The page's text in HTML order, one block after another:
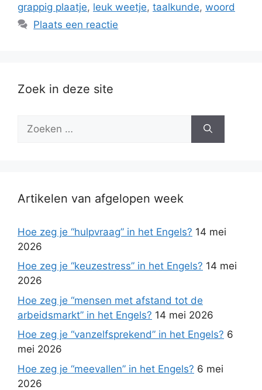
grappig plaatje, leuk weetje, taalkunde, woord
Plaats een reactie
Zoek in deze site
naar:
Artikelen van afgelopen week
Hoe zeg je “hulpvraag” in het Engels? 14 mei
2026
Hoe zeg je “keuzestress” in het Engels? 14 mei
2026
Hoe zeg je “mensen met afstand tot de
arbeidsmarkt” in het Engels? 14 mei 2026
Hoe zeg je “vanzelfsprekend” in het Engels? 6
mei 2026
Hoe zeg je “meevallen” in het Engels? 6 mei
2026